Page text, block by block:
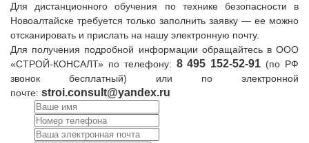
Для дистанционного обучения по технике безопасности в
Новоалтайске требуется только заполнить заявку — ее можно
отсканировать и прислать на нашу электронную почту.
Для получения подробной информации обращайтесь в ООО
«СТРОЙ-КОНСАЛТ» по телефону: 8495 152-52-91 (по РФ
звонок бесплатный) или по электронной
почте: stroi.consult@yandex.ru